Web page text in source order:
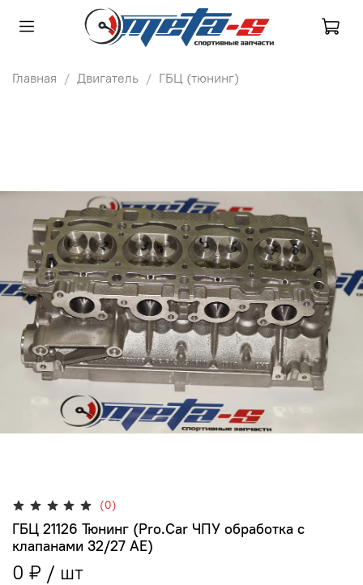
Главная Двигатель ГБЦ (тюнинг)
(0)
ГБЦ 21126 Тюнинг (Pro.Car ЧПУ обработка с
клапанами 32/27 AE)
0 ₽